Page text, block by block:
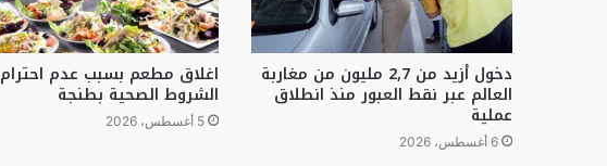
دخول أزيد من 2,7 مليون من مغاربة
العالم عبر نقط العبور منذ انطلاق
عملية
6 أغسطس، 2026
اغلاق مطعم بسبب عدم احترام
الشروط الصحية بطنجة
5 أغسطس، 2026